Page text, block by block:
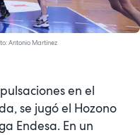
Antonio Martínez
en el
se jugó el Hozono
Endesa. En un